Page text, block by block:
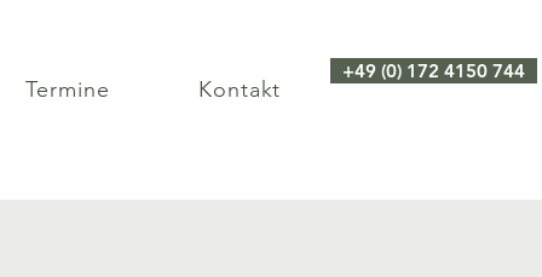
Termine Kontakt
+49 (0) 172 4150 744